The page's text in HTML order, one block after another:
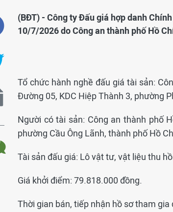
(BĐT) - Công ty Đấu giá hợp danh
10/7/2026 do Công an thành phố Hồ
Tổ chức hành nghề đấu giá tài sản:
Đường 05, KDC Hiệp Thành 3, phường
Người có tài sản: Công an thành phố
phường Cầu Ông Lãnh, thành phố Hồ
Tài sản đấu giá: Lô vật tư, vật liệu thu
Giá khởi điểm: 79.818.000 đồng.
Thời gian bán, tiếp nhận hồ sơ tham gia